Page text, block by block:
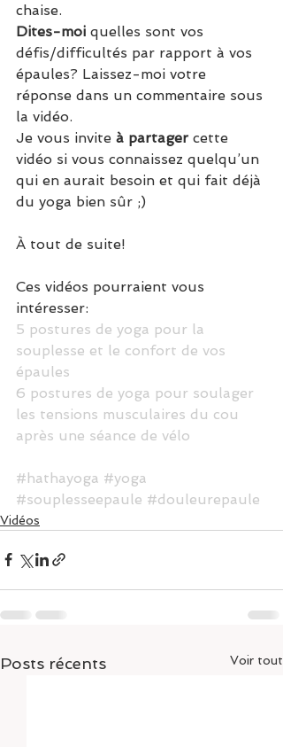
chaise.
Dites-moi quelles sont vos
défis/difficultés par rapport à vos
épaules? Laissez-moi votre
réponse dans un commentaire sous
la vidéo.
Je vous invite à partager cette
vidéo si vous connaissez quelqu’un
qui en aurait besoin et qui fait déjà
du yoga bien sûr ;)
À tout de suite!
Ces vidéos pourraient vous
intéresser:
5 postures de yoga pour la
souplesse et le confort de vos
épaules
6 postures de yoga pour soulager
les tensions musculaires du cou
après une séance de vélo
#hathayoga #yoga
#souplesseepaule #douleurepaule
Vidéos
Posts récents Voir tout